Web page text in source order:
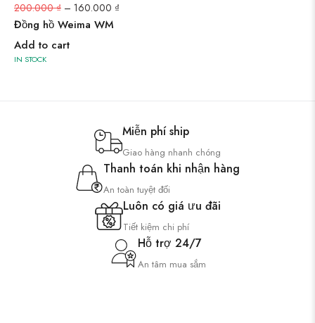
200.000₫ – 160.000 ₫
Đồng hồ Weima WM
Add to cart
IN STOCK
Miễn phí ship
Giao hàng nhanh chóng
Thanh toán khi nhận hàng
An toàn tuyệt đối
Luôn có giá ưu đãi
Tiết kiệm chi phí
Hỗ trợ 24/7
An tâm mua sắm